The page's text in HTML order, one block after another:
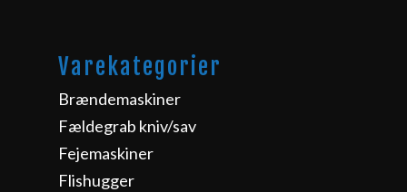
Varekategorier
Brændemaskiner
Fældegrab kniv/sav
Fejemaskiner
Flishugger